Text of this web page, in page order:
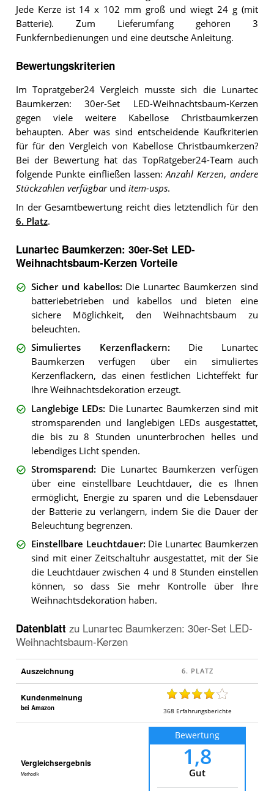
Jede Kerze ist 14 x 102 mm groß und wiegt 24 g (mit
Batterie). Zum Lieferumfang gehören 3
Funkfernbedienungen und eine deutsche Anleitung.
Bewertungskriterien
Im Topratgeber24 Vergleich musste sich die Lunartec
Baumkerzen: 30er-Set LED-Weihnachtsbaum-Kerzen
gegen viele weitere Kabellose Christbaumkerzen
behaupten. Aber was sind entscheidende Kaufkriterien
für für den Vergleich von Kabellose Christbaumkerzen?
Bei der Bewertung hat das TopRatgeber24-Team auch
folgende Punkte einfließen lassen:Anzahl Kerzen, andere
Stückzahlen verfügbarund item-usps.
In der Gesamtbewertung reicht dies letztendlich für den
6. Platz.
Lunartec Baumkerzen: 30er-Set LED-
Weihnachtsbaum-Kerzen Vorteile
Sicher und kabellos: Die Lunartec Baumkerzen sind
batteriebetrieben und kabellos und bieten eine
sichere Möglichkeit, den Weihnachtsbaum zu
beleuchten.
Simuliertes Kerzenflackern: Die Lunartec
Baumkerzen verfügen über ein simuliertes
Kerzenflackern, das einen festlichen Lichteffekt für
Ihre Weihnachtsdekoration erzeugt.
Langlebige LEDs: Die Lunartec Baumkerzen sind mit
stromsparenden und langlebigen LEDs ausgestattet,
die bis zu 8 Stunden ununterbrochen helles und
lebendiges Licht spenden.
Stromsparend: Die Lunartec Baumkerzen verfügen
über eine einstellbare Leuchtdauer, die es Ihnen
ermöglicht, Energie zu sparen und die Lebensdauer
der Batterie zu verlängern, indem Sie die Dauer der
Beleuchtung begrenzen.
Einstellbare Leuchtdauer: Die Lunartec Baumkerzen
sind mit einer Zeitschaltuhr ausgestattet, mit der Sie
die Leuchtdauer zwischen 4 und 8 Stunden einstellen
können, so dass Sie mehr Kontrolle über Ihre
Weihnachtsdekoration haben.
Datenblatt zu Lunartec Baumkerzen: 30er-Set LED-
Weihnachtsbaum-Kerzen
Auszeichnung
Kundenmeinung
bei Amazon 368 Erfahrungsberichte
Vergleichsergebnis
Methodik
Bewertung
1,8
Gut